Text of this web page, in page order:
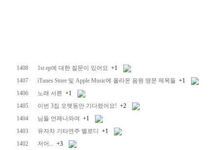
1408 1st ep에 대한 질문이 있어요 +1
1407
iTunes Store 및 Apple Music에 올라온 음원 영문 제목들 +1
1406
노래 서른 +1
1405
이번 3집 오랫동안 기다렸어요! +2
1404
님들 언제나와여 +1
1403
유자차 기타연주 멜로디 +1
1402
저어... +3